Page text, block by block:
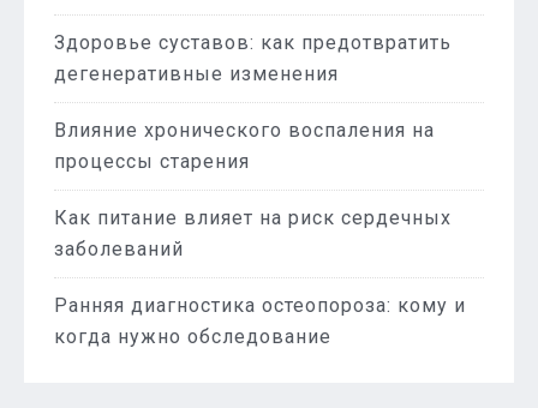
Здоровье суставов: как предотвратить
дегенеративные изменения
Влияние хронического воспаления на
процессы старения
Как питание влияет на риск сердечных
заболеваний
Ранняя диагностика остеопороза: кому и
когда нужно обследование